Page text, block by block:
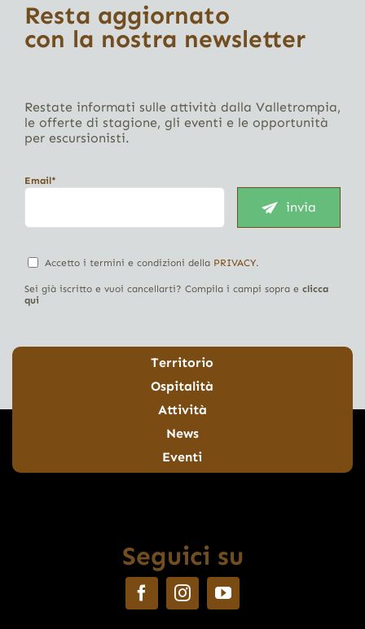
Resta aggiornato
con la nostra newsletter
Restate informati sulle attività dalla Valletrompia,
le offerte di stagione, gli eventi e le opportunità
per escursionisti.
Email*
invia
Accetto i termini e condizioni della PRIVACY.
Sei già iscritto e vuoi cancellarti? Compila i campi sopra e clicca
qui
Territorio
Ospitalità
Attività
News
Eventi
Seguici su